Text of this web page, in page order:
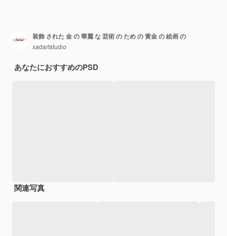
装飾 された 金 の 華麗 な 芸術 の ため の 黄金 の 絵画 の
xadartstudio
あなたにおすすめのPSD
関連写真